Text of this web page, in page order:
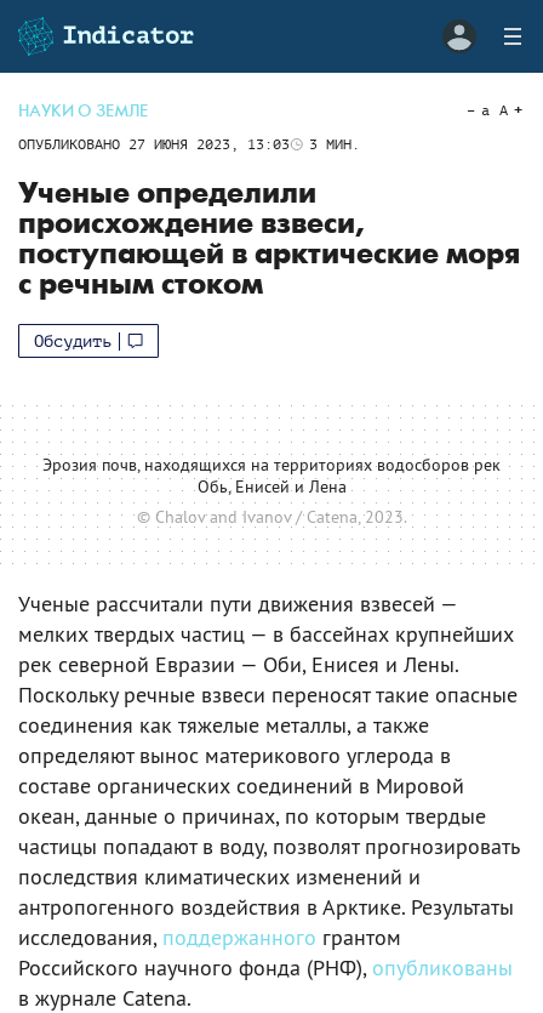
НАУКИ О ЗЕМЛЕ
ОПУБЛИКОВАНО 27 ИЮНЯ 2023, 13:03 3 МИН.
a A
Ученые определили
происхождение взвеси,
поступающей в арктические моря
с речным стоком
Обсудить
Эрозия почв, находящихся на территориях водосборов рек
Обь, Енисей и Лена
© Chalov and Ivanov / Catena, 2023.
Ученые рассчитали пути движения взвесей —
мелких твердых частиц — в бассейнах крупнейших
рек северной Евразии — Оби, Енисея и Лены.
Поскольку речные взвеси переносят такие опасные
соединения как тяжелые металлы, а также
определяют вынос материкового углерода в
составе органических соединений в Мировой
океан, данные о причинах, по которым твердые
частицы попадают в воду, позволят прогнозировать
последствия климатических изменений и
антропогенного воздействия в Арктике. Результаты
исследования, поддержанного грантом
Российского научного фонда (РНФ), опубликованы
в журнале Catena.